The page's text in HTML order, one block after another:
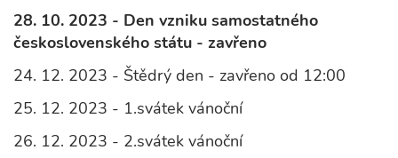
28. 10. 2023 - Den vzniku samostatného
československého státu - zavřeno
24. 12. 2023 - Štědrý den - zavřeno od 12:00
25. 12. 2023 - 1.svátek vánoční
26. 12. 2023 - 2.svátek vánoční